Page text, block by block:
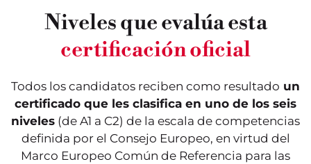
Niveles que evalúa esta
certificación oficial
Todos los candidatos reciben como resultado un
certificado que les clasifica en uno de los seis
niveles (de A1 a C2) de la escala de competencias
definida por el Consejo Europeo, en virtud del
Marco Europeo Común de Referencia para las
Este nivel evalúa los
conocimientos iniciales.
Se trata del nivel más
elemental de uso del
“de descubrimiento”. En
esta fase, el alumno es
capaz de llevar a cabo
conversaciones sencillas:
puede hablar de sí
mismo y de su entorno
inmediato.
Este nivel valida los
conocimientos
lingüísticos de un usuario
elemental, considerado
candidato ya es capaz de
realizar tareas sencillas
de la vida cotidiana.
Puede utilizar las
fórmulas de cortesía y de
intercambio más
frecuentes.